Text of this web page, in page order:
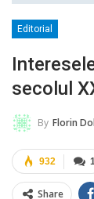
Editorial
secolul
By Florin
932
Share